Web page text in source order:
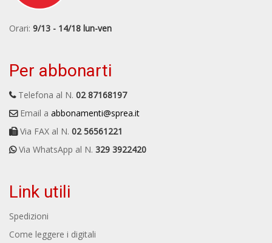
Orari: 9/13 - 14/18 lun-ven
Per abbonarti
Telefona al N. 02 87168197
Email a abbonamenti@sprea.it
Via FAX al N. 02 56561221
Via WhatsApp al N. 329 3922420
Link utili
Spedizioni
Come leggere i digitali